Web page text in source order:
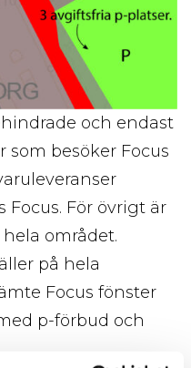
och endast
som besöker Focus
Focus. För övrigt är
området.
på hela
Focus fönster
p-förbud och